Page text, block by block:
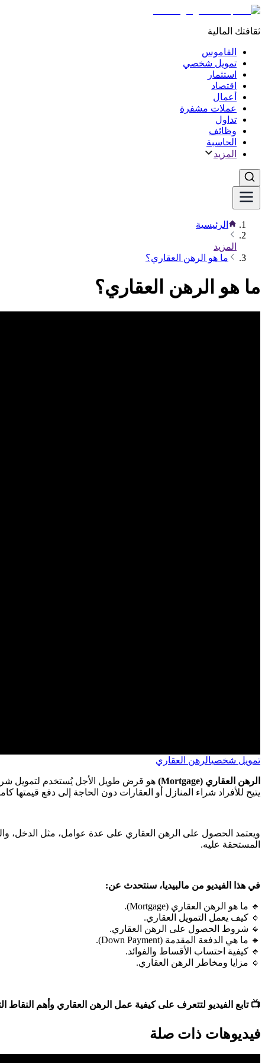
ثقافتك المالية
القاموس
تمويل شخصي
استثمار
اقتصاد
أعمال
عملات مشفرة
تداول
وظائف
الحاسبة
المزيد
الرئيسية
المزيد
ما هو الرهن العقاري؟
ما هو الرهن العقاري؟
تمويل شخصيالرهن العقاري
الرهن العقاري (Mortgage)
هو قرض طويل الأجل يُستخدم لتمويل
يتيح للأفراد شراء المنازل أو العقارات دون الحاجة إلى دفع قيمتها
ويعتمد الحصول على الرهن العقاري على عدة عوامل، مثل الدخل،
المستحقة عليه.
في هذا الفيديو من مالبيديا، سنتحدث عن:
🔹 ما هو الرهن العقاري (Mortgage).
🔹 كيف يعمل التمويل العقاري.
🔹 شروط الحصول على الرهن العقاري.
🔹 ما هي الدفعة المقدمة (Down Payment).
🔹 كيفية احتساب الأقساط والفوائد.
🔹 مزايا ومخاطر الرهن العقاري.
📺 تابع الفيديو لتتعرف على كيفية عمل الرهن العقاري وأهم
فيديوهات ذات صلة